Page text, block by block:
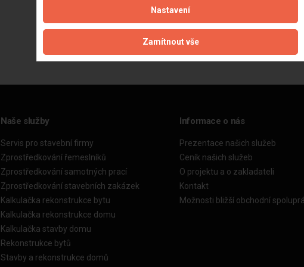
Aktualizováno z portálu ARES dne 02.12.2024 15:30:09
Naše služby
Servis pro stavební firmy
Zprostředkování řemeslníků
Zprostředkování samotných prací
Zprostředkování stavebních zakázek
Kalkulačka rekonstrukce bytu
Kalkulačka rekonstrukce domu
Kalkulačka stavby domu
Rekonstrukce bytů
Stavby a rekonstrukce domů
Informace o nás
Prezentace našich služeb
Ceník našich služeb
O projektu a o zakladateli
Kontakt
Možnosti bližší obchodní
Nastavení
Zamítnout vše